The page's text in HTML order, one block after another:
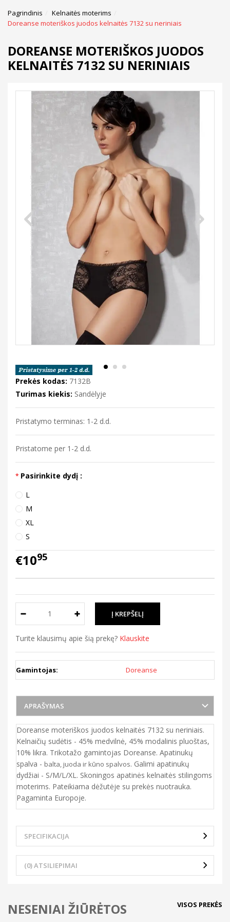
Pagrindinis
Kelnaitės moterims
Doreanse moteriškos juodos kelnaitės 7132 su neriniais
DOREANSE MOTERIŠKOS JUODOS
KELNAITĖS 7132 SU NERINIAIS
Prekės kodas: 7132B
Turimas kiekis: Sandėlyje
Pristatymo terminas: 1-2 d.d.
Pristatome per 1-2 d.d.
Pasirinkite dydį :
L
M
XL
S
€1095
Turite klausimų apie šią prekę? Klauskite
Gamintojas: Doreanse
APRAŠYMAS
Doreanse moteriškos juodos kelnaitės 7132 su neriniais.
Kelnaičių sudėtis - 45% medvilnė, 45% modalinis pluoštas,
10% likra. Trikotažo gamintojas Doreanse. Apatinukų
spalva - balta, juoda ir kūno spalvos. Galimi apatinukų
dydžiai - S/M/L/XL. Skoningos apatinės kelnaitės stilingoms
moterims. Pateikiama dėžutėje su prekės nuotrauka.
Pagaminta Europoje.
SPECIFIKACIJA
(0) ATSILIEPIMAI
NESENIAI ŽIŪRĖTOS VISOS PREKĖS